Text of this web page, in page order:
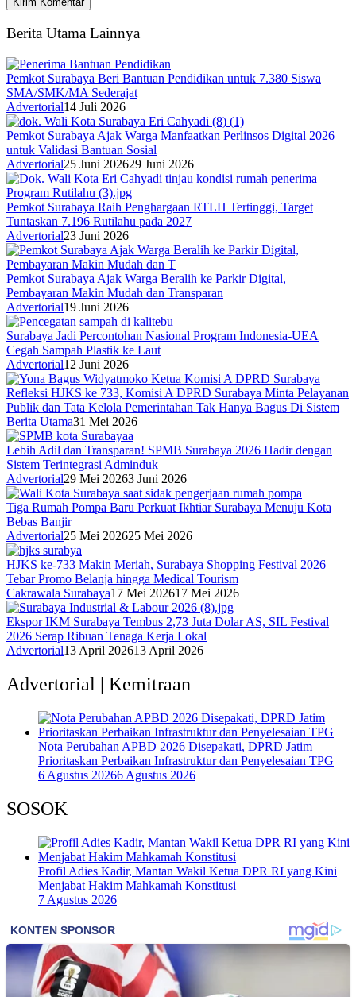
Berita Utama Lainnya
Pemkot Surabaya Beri Bantuan Pendidikan untuk 7.380 Siswa
SMA/SMK/MA Sederajat
Advertorial14 Juli 2026
Pemkot Surabaya Ajak Warga Manfaatkan Perlinsos Digital 2026
untuk Validasi Bantuan Sosial
Advertorial25 Juni 202629 Juni 2026
Pemkot Surabaya Raih Penghargaan RTLH Tertinggi, Target
Tuntaskan 7.196 Rutilahu pada 2027
Advertorial23 Juni 2026
Pemkot Surabaya Ajak Warga Beralih ke Parkir Digital,
Pembayaran Makin Mudah dan Transparan
Advertorial19 Juni 2026
Surabaya Jadi Percontohan Nasional Program Indonesia-UEA
Cegah Sampah Plastik ke Laut
Advertorial12 Juni 2026
Refleksi HJKS ke 733, Komisi A DPRD Surabaya Minta Pelayanan
Publik dan Tata Kelola Pemerintahan Tak Hanya Bagus Di Sistem
Berita Utama31 Mei 2026
Lebih Adil dan Transparan! SPMB Surabaya 2026 Hadir dengan
Sistem Terintegrasi Adminduk
Advertorial29 Mei 20263 Juni 2026
Tiga Rumah Pompa Baru Perkuat Ikhtiar Surabaya Menuju Kota
Bebas Banjir
Advertorial25 Mei 202625 Mei 2026
HJKS ke-733 Makin Meriah, Surabaya Shopping Festival 2026
Tebar Promo Belanja hingga Medical Tourism
Cakrawala Surabaya17 Mei 202617 Mei 2026
Ekspor IKM Surabaya Tembus 2,73 Juta Dolar AS, SIL Festival
2026 Serap Ribuan Tenaga Kerja Lokal
Advertorial13 April 202613 April 2026
Advertorial | Kemitraan
Nota Perubahan APBD 2026 Disepakati, DPRD Jatim
Prioritaskan Perbaikan Infrastruktur dan Penyelesaian TPG
6 Agustus 20266 Agustus 2026
SOSOK
Profil Adies Kadir, Mantan Wakil Ketua DPR RI yang Kini
Menjabat Hakim Mahkamah Konstitusi
7 Agustus 2026